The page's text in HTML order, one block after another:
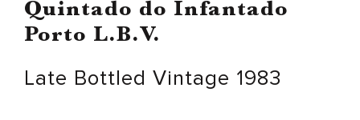
Quintado do Infantado
Porto L.B.V.
Late Bottled Vintage 1983